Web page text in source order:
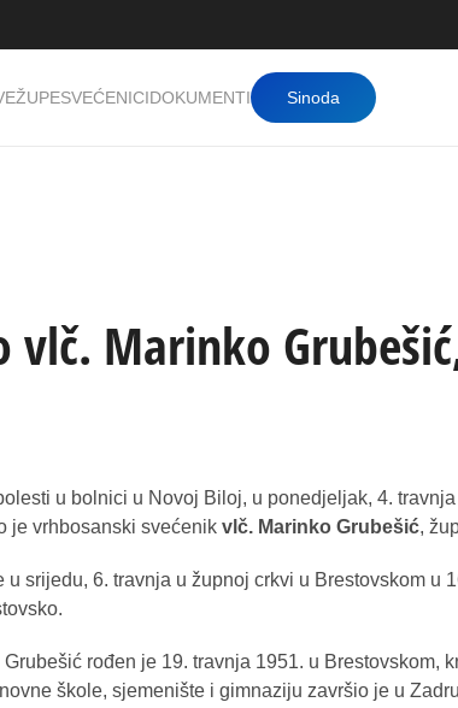
ŽUPESVEĆENICIDOKUMENTI Sinoda
vlč. Marinko
u bolnici u Novoj Biloj, u ponedjeljak, 4.
je vrhbosanski svećenik vlč. Marinko Grubešić,
u srijedu, 6. travnja u župnoj crkvi u Brestovskom u
rođen je 19. travnja 1951. u Brestovskom,
škole, sjemenište i gimnaziju završio je u